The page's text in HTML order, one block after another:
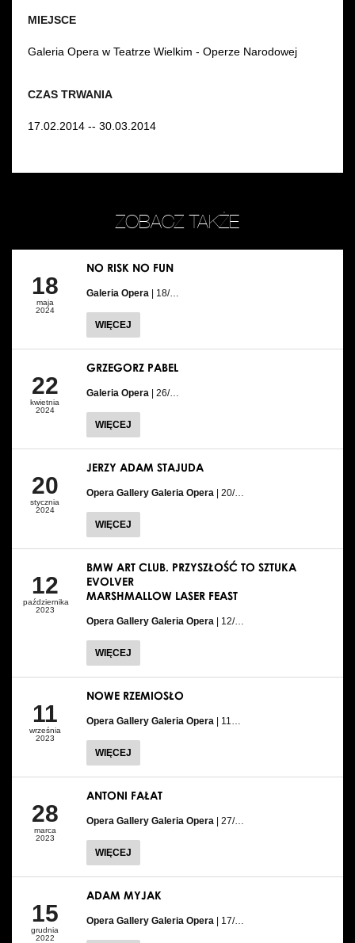
CZAS TRWANIA
17.02.2014 -- 30.03.2014
MIEJSCE
Galeria Opera w Teatrze Wielkim - Operze Narodowej
ZOBACZ TAKŻE
18
maja
2024
NO RISK NO FUN
Galeria Opera | 18/…
WIĘCEJ
22
kwietnia
2024
GRZEGORZ PABEL
Galeria Opera | 26/…
WIĘCEJ
20
stycznia
2024
JERZY ADAM STAJUDA
Opera Gallery Galeria Opera | 20/…
WIĘCEJ
12
października
2023
BMW ART CLUB. PRZYSZŁOŚĆ TO SZTUKA
EVOLVER
MARSHMALLOW LASER FEAST
Opera Gallery Galeria Opera | 12/…
WIĘCEJ
11
września
2023
NOWE RZEMIOSŁO
Opera Gallery Galeria Opera | 11…
WIĘCEJ
28
marca
2023
ANTONI FAŁAT
Opera Gallery Galeria Opera | 27/…
WIĘCEJ
15
grudnia
2022
ADAM MYJAK
Opera Gallery Galeria Opera | 17/…